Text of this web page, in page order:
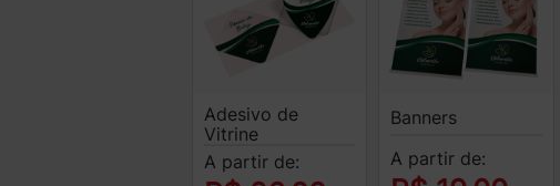
Adesivo de
Vitrine
A partir de:
Banners
A partir de: